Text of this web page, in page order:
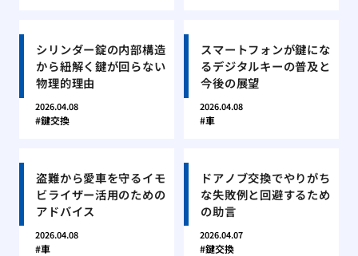
シリンダー錠の内部構造
から紐解く鍵が回らない
物理的理由
2026.04.08
鍵交換
スマートフォンが鍵にな
るデジタルキーの普及と
今後の展望
2026.04.08
車
盗難から愛車を守るイモ
ビライザー活用のための
アドバイス
2026.04.08
車
ドアノブ交換でやりがち
な失敗例と回避するため
の助言
2026.04.07
鍵交換